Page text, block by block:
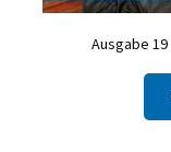
Ausgabe 19